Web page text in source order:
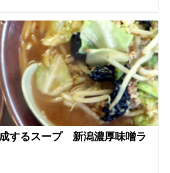
成するスープ 新潟濃厚味噌ラ